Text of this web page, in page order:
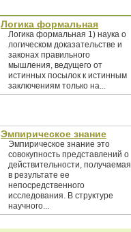
Логика формальная
Логика формальная 1) наука о
логическом доказательстве и
законах правильного
мышления, ведущего от
истинных посылок к истинным
заключениям только на...
Эмпирическое знание
Эмпирическое знание это
совокупность представлений о
действительности, получаемая
в результате ее
непосредственного
исследования. В структуре
научного...